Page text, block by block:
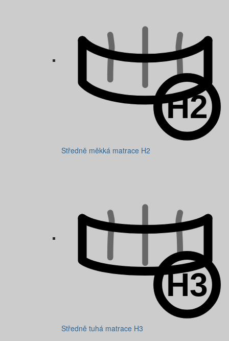
Středně měkká matrace H2
Středně tuhá matrace H3